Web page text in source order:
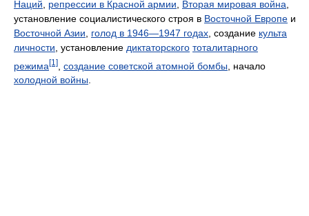
Наций репрессии в Красной армии Вторая мировая война
установление социалистического строя в Восточной Европе и
Восточной Азии
голод в 1946—1947 годах , cоздание культа
личности , установление диктаторского тоталитарного
режима[1] создание советской атомной бомбы , начало
холодной войны.